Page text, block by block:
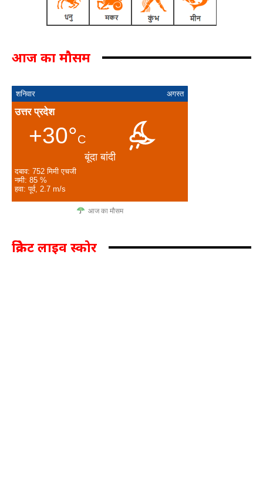
आज का मौसम
शनिवार अगस्त
उत्तर प्रदेश
+30°C
बूंदा बांदी
दबाव: 752 मिमी एचजी
नमी: 85 %
हवा: पूर्व, 2.7 m/s
आज का मौसम
क्रिकेट लाइव स्कोर